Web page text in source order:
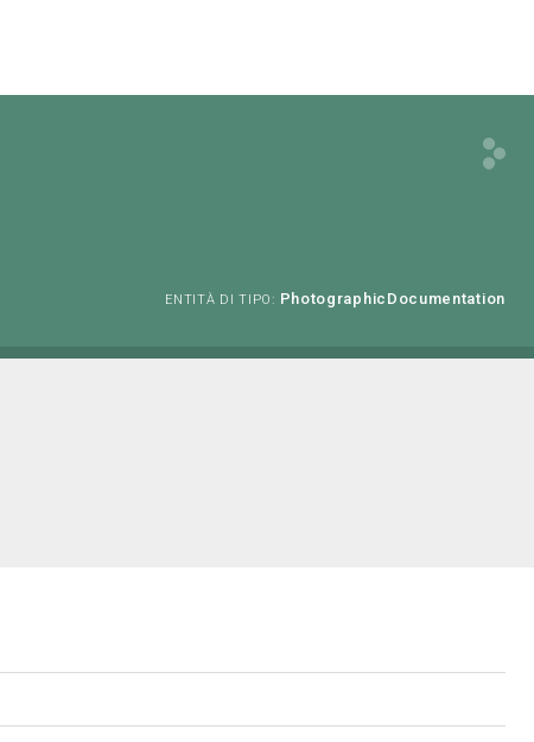
ENTITÀ DI TIPO: PhotographicDocumentation